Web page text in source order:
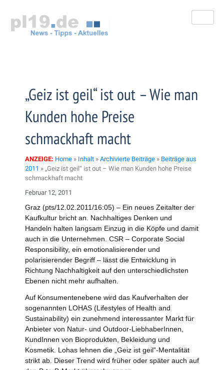
springen
„Geiz ist geil“ ist out – Wie man
Kunden hohe Preise
schmackhaft macht
ANZEIGE: Home » Inhalt » Archivierte Beiträge » Beiträge aus
2011 » „Geiz ist geil“ ist out – Wie man Kunden hohe Preise
schmackhaft macht
Februar 12, 2011
Graz (pts/12.02.2011/16:05) – Ein neues Zeitalter der
Kaufkultur bricht an. Nachhaltiges Denken und
Handeln halten langsam Einzug in die Köpfe und damit
auch in die Unternehmen. CSR – Corporate Social
Responsibility, ein emotionalisierender und
polarisierender Begriff – lässt die Entwicklung in
Richtung Nachhaltigkeit auf den unterschiedlichsten
Ebenen nicht mehr aufhalten.
Auf Konsumentenebene wird das Kaufverhalten der
sogenannten LOHAS (Lifestyles of Health and
Sustainability) ein zunehmend interessanter Markt für
Anbieter von Natur- und Outdoor-LiebhaberInnen,
KundInnen von Bioprodukten, Bekleidung und
Kosmetik. Lohas lehnen die „Geiz ist geil“-Mentalität
strikt ab. Dieser Trend wird früher oder später auch auf